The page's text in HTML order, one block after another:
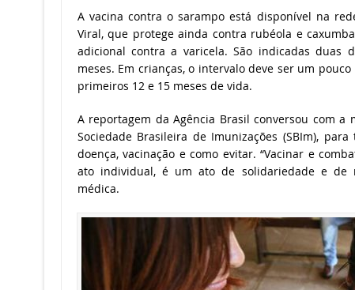
A vacina contra o sarampo está disponível na
Viral, que protege ainda contra rubéola e
adicional contra a varicela. São indicadas duas
meses. Em crianças, o intervalo deve ser um
primeiros 12 e 15 meses de vida.
A reportagem da Agência Brasil conversou com a
Sociedade Brasileira de Imunizações (SBIm),
doença, vacinação e como evitar. “Vacinar e
ato individual, é um ato de solidariedade e de
médica.